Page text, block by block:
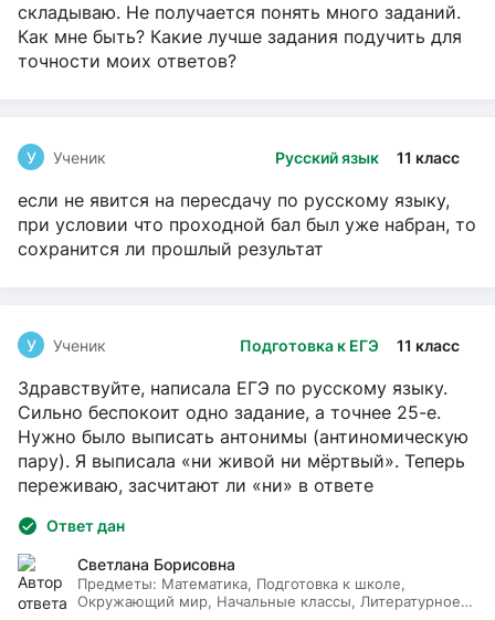
складываю. Не получается понять много заданий.
Как мне быть? Какие лучше задания подучить для
точности моих ответов?
Русский язык 11 класс
У Ученик
если не явится на пересдачу по русскому языку,
при условии что проходной бал был уже набран, то
сохранится ли прошлый результат
Подготовка к ЕГЭ 11 класс
У Ученик
Здравствуйте, написала ЕГЭ по русскому языку.
Сильно беспокоит одно задание, а точнее 25-е.
Нужно было выписать антонимы (антиномическую
пару). Я выписала «ни живой ни мёртвый». Теперь
переживаю, засчитают ли «ни» в ответе
Ответ дан
Светлана Борисовна
Предметы: Математика, Подготовка к школе,
Окружающий мир, Начальные классы, Литературное